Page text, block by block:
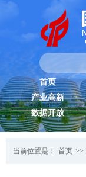
首页
产业高新
数据开放
当前位置是： 首页 >>